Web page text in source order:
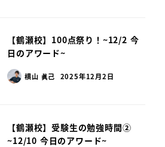
【鶴瀬校】100点祭り！~12/2 今
日のアワード~
横山 眞己 2025年12月2日
【鶴瀬校】受験生の勉強時間②
~12/10 今日のアワード~